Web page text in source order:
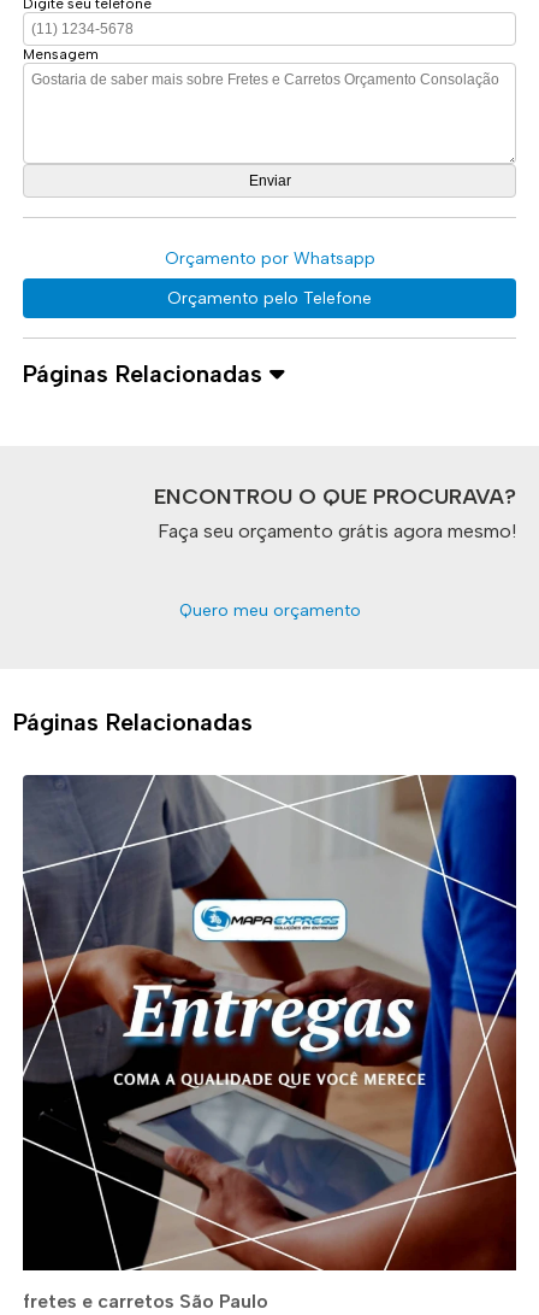
Digite seu telefone
Mensagem
Orçamento por Whatsapp
Orçamento pelo Telefone
Páginas Relacionadas
ENCONTROU O QUE PROCURAVA?
Faça seu orçamento grátis agora mesmo!
Quero meu orçamento
Páginas Relacionadas
fretes e carretos São Paulo